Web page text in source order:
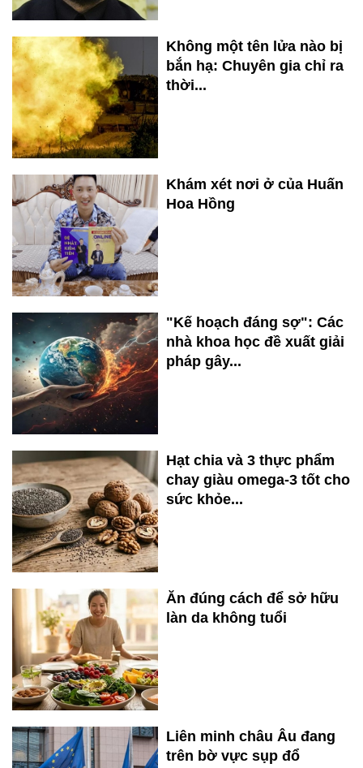
Không một tên lửa nào bị
bắn hạ: Chuyên gia chỉ ra
thời...
Khám xét nơi ở của Huấn
Hoa Hồng
"Kế hoạch đáng sợ": Các
nhà khoa học đề xuất giải
pháp gây...
Hạt chia và 3 thực phẩm
chay giàu omega-3 tốt cho
sức khỏe...
Ăn đúng cách để sở hữu
làn da không tuổi
Liên minh châu Âu đang
trên bờ vực sụp đổ